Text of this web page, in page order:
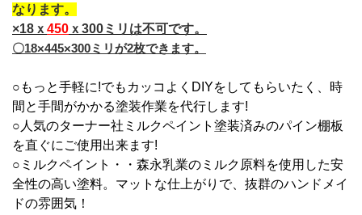
なります。
×18ｘ 450 ｘ300ミリは不可です。
〇18×445×300ミリが2枚できます。
○もっと手軽に!でもカッコよくDIYをしてもらいたく、時
間と手間がかかる塗装作業を代行します!
○人気のターナー社ミルクペイント塗装済みのパイン棚板
を直ぐにご使用出来ます!
○ミルクペイント・・森永乳業のミルク原料を使用した安
全性の高い塗料。マットな仕上がりで、抜群のハンドメイ
ドの雰囲気！